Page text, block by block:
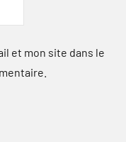
et mon site dans le